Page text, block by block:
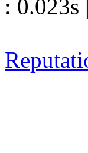
: 0.023s